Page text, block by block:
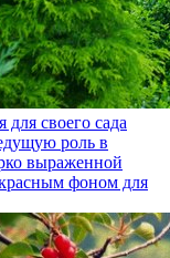
своего сада
роль в
выраженной
фоном для